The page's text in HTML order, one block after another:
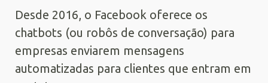
Desde 2016, o Facebook oferece os
chatbots (ou robôs de conversação) para
empresas enviarem mensagens
automatizadas para clientes que entram em